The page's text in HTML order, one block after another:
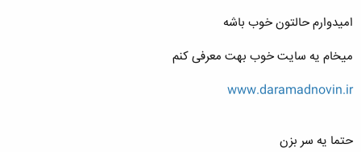
امیدوارم حالتون خوب باشه
میخام یه سایت خوب بهت معرفی کنم
www.daramadnovin.ir
حتما یه سر بزن